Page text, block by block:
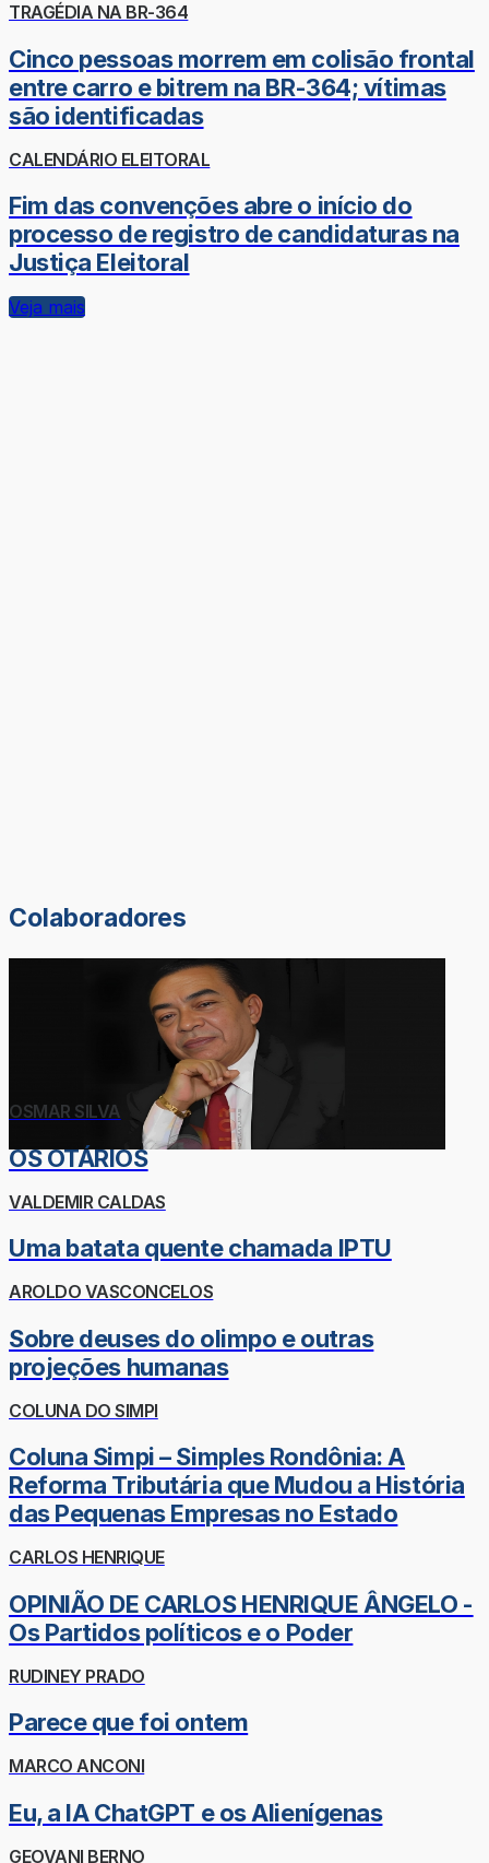
TRAGÉDIA NA BR-364
Cinco pessoas morrem em colisão frontal
entre carro e bitrem na BR-364; vítimas
são identificadas
CALENDÁRIO ELEITORAL
Fim das convenções abre o início do
processo de registro de candidaturas na
Justiça Eleitoral
Veja mais
Colaboradores
OSMAR SILVA
OS OTÁRIOS
VALDEMIR CALDAS
Uma batata quente chamada IPTU
AROLDO VASCONCELOS
Sobre deuses do olimpo e outras
projeções humanas
COLUNA DO SIMPI
Coluna Simpi – Simples Rondônia: A
Reforma Tributária que Mudou a História
das Pequenas Empresas no Estado
CARLOS HENRIQUE
OPINIÃO DE CARLOS HENRIQUE ÂNGELO -
Os Partidos políticos e o Poder
RUDINEY PRADO
Parece que foi ontem
MARCO ANCONI
Eu, a IA ChatGPT e os Alienígenas
GEOVANI BERNO